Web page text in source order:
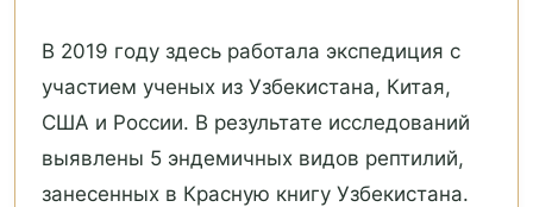
В 2019 году здесь работала экспедиция с
участием ученых из Узбекистана, Китая,
США и России. В результате исследований
выявлены 5 эндемичных видов рептилий,
занесенных в Красную книгу Узбекистана.